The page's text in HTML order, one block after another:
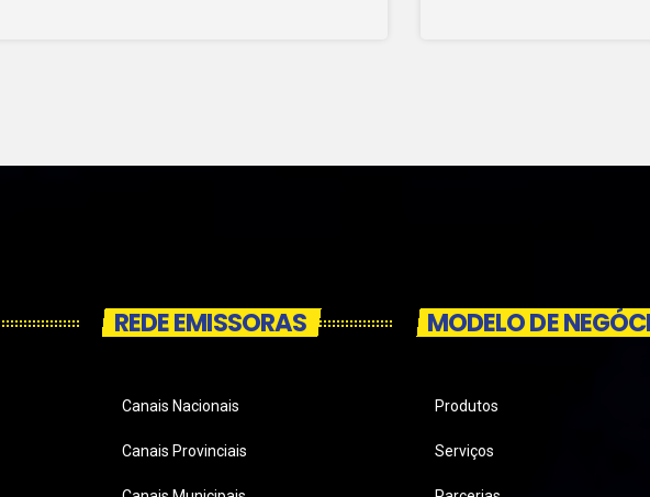
REDE EMISSORAS
Canais Nacionais
Canais Provinciais
MODELO DE
Produtos
Serviços